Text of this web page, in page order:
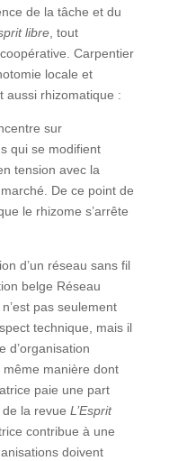
de la tâche et du
libre, tout
Carpentier
locale et
aussi rhizomatique :
sur
qui se modifient
tension avec la
De ce point de
le rhizome s’arrête
d’un réseau sans fil
belge Réseau
pas seulement
technique, mais il
d’organisation
manière dont
paie une part
la revue L’Esprit
contribue à une
doivent